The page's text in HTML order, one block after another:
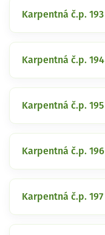
Karpentná č.p. 193
Karpentná č.p. 194
Karpentná č.p. 195
Karpentná č.p. 196
Karpentná č.p. 197